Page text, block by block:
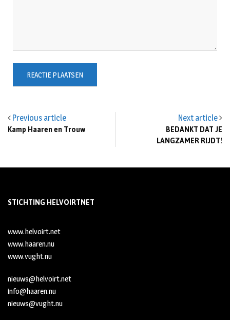
Previous article
Kamp Haaren en Trouw
Next article
BEDANKT DAT JE
LANGZAMER RIJDT!
STICHTING HELVOIRTNET
www.helvoirt.net
www.haaren.nu
www.vught.nu
nieuws@helvoirt.net
info@haaren.nu
nieuws@vught.nu